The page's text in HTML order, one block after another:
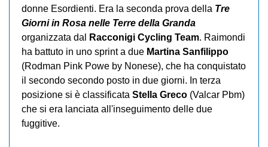
donne Esordienti. Era la seconda prova della Tre
Giorni in Rosa nelle Terre della Granda
organizzata dal
Racconigi Cycling Team. Raimondi
ha battuto in uno sprint a due Martina Sanfilippo
(Rodman Pink Powe by Nonese), che ha conquistato
il secondo secondo posto in due giorni. In terza
posizione si è classificata Stella Greco (Valcar Pbm)
che si era lanciata all'inseguimento delle due
fuggitive.